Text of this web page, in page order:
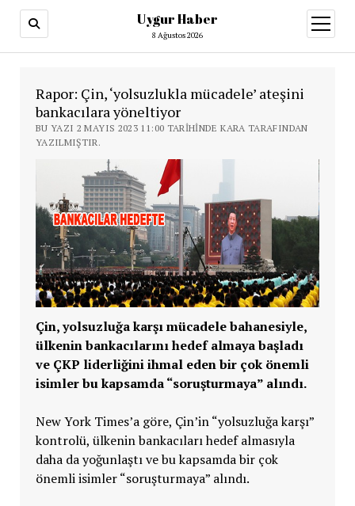
Uygur Haber
8 Ağustos 2026
aç
Rapor: Çin, ‘yolsuzlukla mücadele’ ateşini
bankacılara yöneltiyor
BU YAZI 2 MAYIS 2023 11:00 TARIHINDE KARA TARAFINDAN
YAZILMIŞTIR.
Çin, yolsuzluğa karşı mücadele bahanesiyle,
ülkenin bankacılarını hedef almaya başladı
ve ÇKP liderliğini ihmal edenbir çok önemli
isimler bu kapsamda “soruşturmaya” alındı.
New York Times’a göre, Çin’in “yolsuzluğa karşı”
kontrolü, ülkenin bankacıları hedef almasıyla
daha da yoğunlaştı ve bu kapsamda bir çok
önemli isimler “soruşturmaya” alındı.